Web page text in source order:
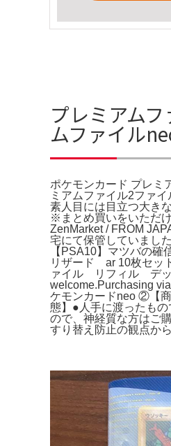
プレミアム
ムファイル
ポケモンカード プレミ
ミアムファイル2ファ
素人目には目立つ大き
※まとめ買いをいただ
ZenMarket / FROM
宅にて保管していまし
【PSA10】マツバの
リザード ar 10枚セッ
ァイル リフィル デ
welcome.Purchasing
ケモンカードneo ②【
態】●人手に渡ったも
ので、神経質な方はご
すり替え防止の観点か